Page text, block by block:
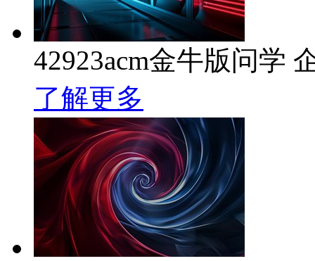
42923acm金牛版问学
了解更多